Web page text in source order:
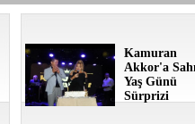
Kamuran
Akkor'a
Yaş Günü
Sürprizi